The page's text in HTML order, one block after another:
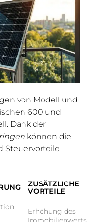
von Modell und
600 und
Dank der
können die
Steuervorteile
ZUSÄTZLICHE
VORTEILE
Erhöhung des
Immobilienwerts